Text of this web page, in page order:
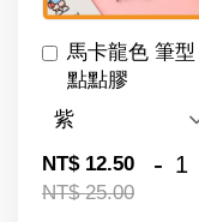
馬卡龍色 筆型
點點膠
NT$ 12.50
NT$ 25.00
-